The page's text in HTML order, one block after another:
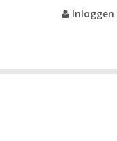
Inloggen